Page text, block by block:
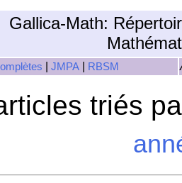
Gallica-Math:
JMPA RBSM
triés